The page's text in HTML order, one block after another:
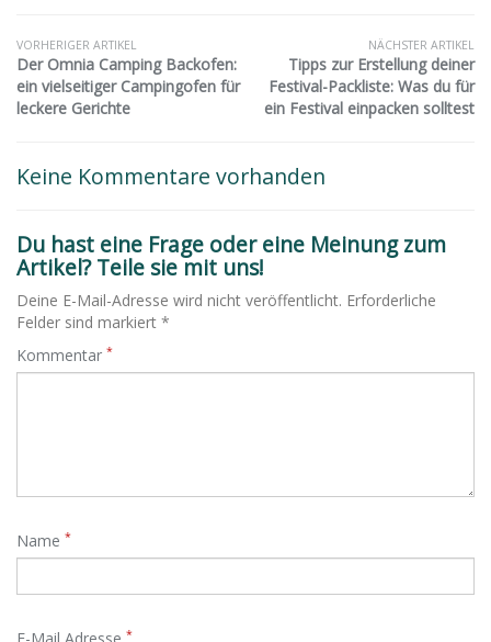
VORHERIGER ARTIKEL
Der Omnia Camping Backofen:
ein vielseitiger Campingofen für
leckere Gerichte
NÄCHSTER ARTIKEL
Tipps zur Erstellung deiner
Festival-Packliste: Was du für
ein Festival einpacken solltest
Keine Kommentare vorhanden
Du hast eine Frage oder eine Meinung zum
Artikel? Teile sie mit uns!
Deine E-Mail-Adresse wird nicht veröffentlicht. Erforderliche
Felder sind markiert *
Kommentar *
Name *
*